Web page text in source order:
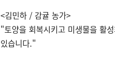
<김민하 / 감귤 농가>
"토양을 회복시키고 미생물을 활
있습니다."